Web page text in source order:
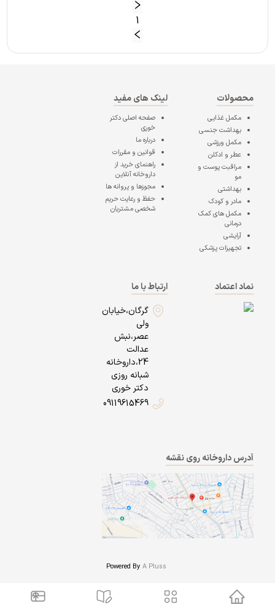
1
محصولات
مکمل غذایی
بهداشت جنسی
مکمل ورزشی
عطر و ادکلن
مراقبت پوست و
مو
بهداشتی
مادر و کودک
مکمل های کمک
درمانی
آرایشی
تجهیزات پزشکی
لینک های مفید
صفحه اصلیدکتر
خوری
درباره ما
قوانین و مقررات
راهنمای خرید از
داروخانه آنلاین
مجوزها و پروانه ها
حفظ و رعایت حریم
شخصی مشتریان
نماد اعتماد
ارتباط با ما
گرگان،خیابان
ولی
عصر،نبش
عدالت
24،داروخانه
شبانه روزی
دکتر خوری
09119615469
آدرس داروخانه روی نقشه
A Pluss
Powered By